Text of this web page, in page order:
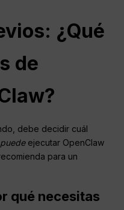
¿Qué
de
debe decidir cuál
puedeejecutar OpenClaw
para un
qué necesitas